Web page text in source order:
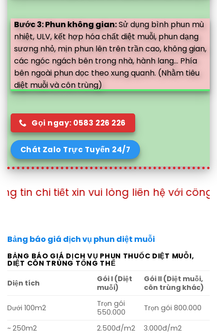
Bước 3: Phun không gian:Sử dụng bình phun mù
nhiệt, ULV, kết hợp hóa chất diệt muỗi, phun dạng
sương nhỏ, mịn phun lên trên trần cao, không gian,
các ngóc ngách bên trong nhà, hành lang... Phía
bên ngoài phun dọc theo xung quanh. (Nhằm tiêu
diệt muỗi và côn trùng)
Gọi ngay: 0583 226 226
Chát Zalo Trực Tuyến 24/7
xin vui lòng liên hệ với công ty theo
Bảng báo giá dịch vụ phun diệt muỗi
BẢNG BÁO GIÁ DỊCH VỤ PHUN THUỐC DIỆT MUỖI,
DIỆT CÔN TRÙNG TỔNG THỂ
Diện tích
Gói I (Diệt
muỗi)
Gói II (Diệt muỗi,
côn trùng khác)
Dưới 100m2
Trọn gói
550.000
Trọn gói 800.000
~ 250m2 2.500đ/m2
3.000đ/m2